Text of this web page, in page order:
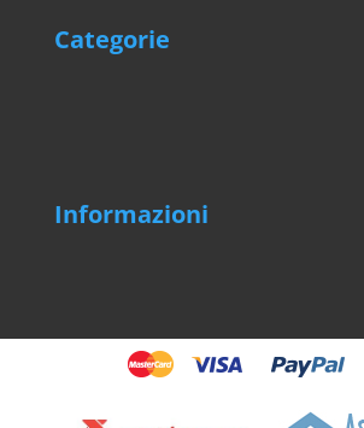
Categorie
Informazioni